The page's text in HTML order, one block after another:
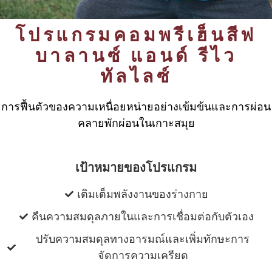
โปรแกรมคอมพรีเฮ็นสีฟ
บาลานซ์ แอนด์ รีไว
ทัลไลซ์
การฟื้นตัวของความเหนื่อยหน่ายอย่างเข้มข้นและการผ่อน
คลายพักผ่อนในเกาะสมุย
เป้าหมายของโปรแกรม
เติมเต็มพลังงานของร่างกาย
คืนความสมดุลภายในและการเชื่อมต่อกับตัวเอง
ปรับความสมดุลทางอารมณ์และเพิ่มทักษะการ
จัดการความเครียด